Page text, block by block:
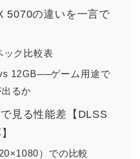
5070の違いを一言で
ック比較表
12GB──ゲーム用途で
るか
見る性能差【DLSS
）での比較